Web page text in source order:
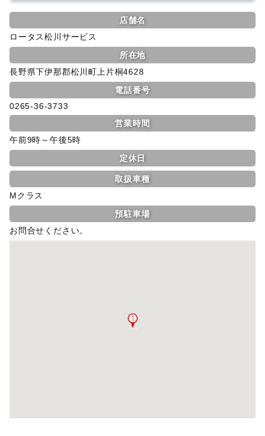
店舗名
ロータス松川サービス
所在地
長野県下伊那郡松川町上片桐4628
電話番号
0265-36-3733
営業時間
午前9時～午後5時
定休日
取扱車種
Mクラス
預駐車場
お問合せください。